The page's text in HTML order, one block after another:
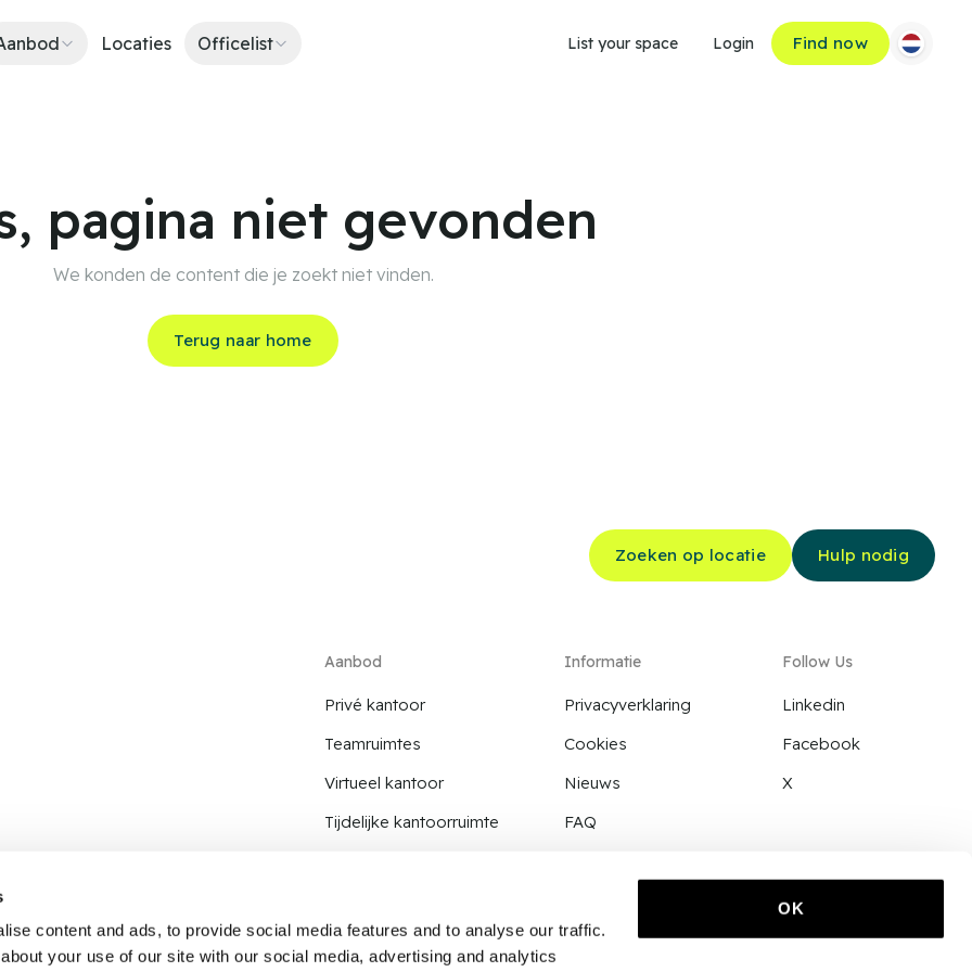
content and ads, to provide social media features and to analyse our traffic.
your use of our site with our social media, advertising and analytics
OK
Locaties Officelist List your space Login Find now
pagina niet gevonden
We konden de content die je zoekt niet vinden.
Terug naar home
Zoeken op locatie Hulp nodig
Aanbod
Privé kantoor
Teamruimtes
Virtueel kantoor
Tijdelijke kantoorruimte
Informatie
Privacyverklaring
Cookies
Nieuws
FAQ
Follow Us
Linkedin
Facebook
X